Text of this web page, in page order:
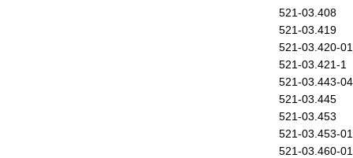
521-03.408
521-03.419
521-03.420-01
521-03.421-1
521-03.443-04
521-03.445
521-03.453
521-03.453-01
521-03.460-01